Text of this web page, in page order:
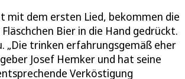
mit dem ersten Lied, bekommen die
Bier in die Hand gedrückt.
„Die trinken erfahrungsgemäß eher
Josef Hemker und hat seine
Verköstigung